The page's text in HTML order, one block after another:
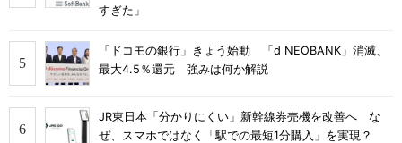
すぎた」
「ドコモの銀行」きょう始動 「d NEOBANK」消滅、
最大4.5％還元 強みは何か解説
JR東日本「分かりにくい」新幹線券売機を改善へ な
ぜ、スマホではなく「駅での最短1分購入」を実現？